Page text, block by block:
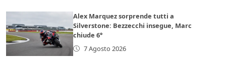
Alex Marquez sorprende tutti a
Silverstone: Bezzecchi insegue, Marc
chiude 6°
7 Agosto 2026